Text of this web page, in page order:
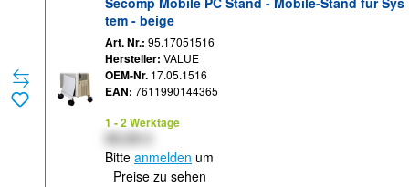
tem - beige
Art. Nr.: 95.17051516
Hersteller: VALUE
OEM-Nr. 17.05.1516
EAN: 7611990144365
1 - 2 Werktage
Bitte anmelden um
Preise zu sehen